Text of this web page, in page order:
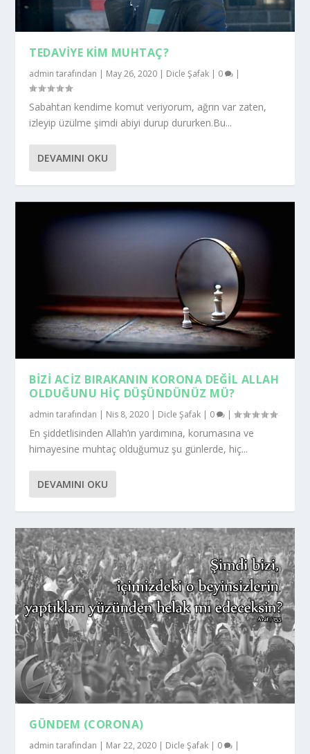
TEDAVIYE KIM MUHTAÇ?
admin tarafından | May 26, 2020 Dicle Şafak 0
Sabahtan kendime komut veriyorum, ağrın var zaten,
izleyip üzülme şimdi abiyi durup dururken.Bu...
DEVAMINI OKU
BIZI ACIZ BIRAKANIN KORONA DEĞIL ALLAH
OLDUĞUNU HIÇ DÜŞÜNDÜNÜZ MÜ?
admin tarafından | Nis 8, 2020 | Dicle Şafak | 0 |
En şiddetlisinden Allah’ın yardımına, korumasına ve
himayesine muhtaç olduğumuz şu günlerde, hiç...
DEVAMINI OKU
GÜNDEM (CORONA)
admin tarafından | Mar 22, 2020 | Dicle Şafak | 0 |